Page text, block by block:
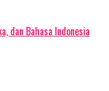
dan Bahasa Indonesia